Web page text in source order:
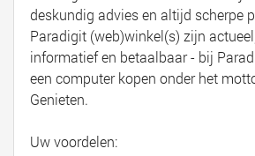
deskundig advies en altijd scherpe
Paradigit (web)winkel(s) zijn
informatief en betaalbaar - bij
een computer kopen onder het
Genieten.
Uw voordelen: